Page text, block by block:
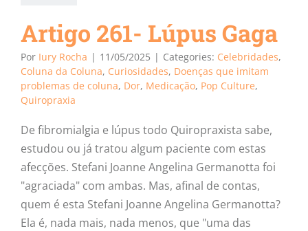
Artigo 261- Lúpus Gaga
Por Iury Rocha | 11/05/2025 | Categories: Celebridades,
Coluna da Coluna, Curiosidades, Doenças que imitam
problemas de coluna, Dor, Medicação, Pop Culture,
Quiropraxia
De fibromialgia e lúpus todo Quiropraxista sabe,
estudou ou já tratou algum paciente com estas
afecções. Stefani Joanne Angelina Germanotta foi
"agraciada" com ambas. Mas, afinal de contas,
quem é esta Stefani Joanne Angelina Germanotta?
Ela é, nada mais, nada menos, que "uma das